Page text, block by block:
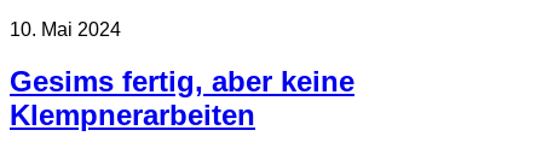
10. Mai 2024
Gesims fertig, aber keine
Klempnerarbeiten